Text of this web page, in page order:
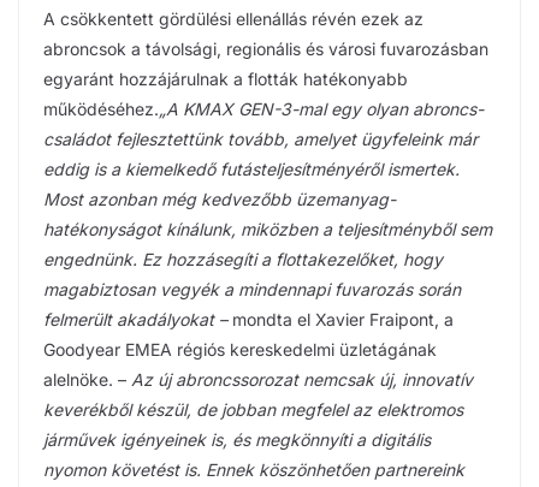
A csökkentett gördülési ellenállás révén ezek az
abroncsok a távolsági, regionális és városi fuvarozásban
egyaránt hozzájárulnak a flották hatékonyabb
működéséhez.„A KMAX GEN-3-mal egy olyan abroncs-
családot fejlesztettünk tovább, amelyet ügyfeleink már
eddig is a kiemelkedő futásteljesítményéről ismertek.
Most azonban még kedvezőbb üzemanyag-
hatékonyságot kínálunk, miközben a teljesítményből sem
engednünk. Ez hozzásegíti a flottakezelőket, hogy
magabiztosan vegyék a mindennapi fuvarozás során
felmerült akadályokat – mondta el Xavier Fraipont, a
Goodyear EMEA régiós kereskedelmi üzletágának
alelnöke. – Az új abroncssorozat nemcsak új, innovatív
keverékből készül, de jobban megfelel az elektromos
járművek igényeinek is, és megkönnyíti a digitális
nyomon követést is. Ennek köszönhetően partnereink